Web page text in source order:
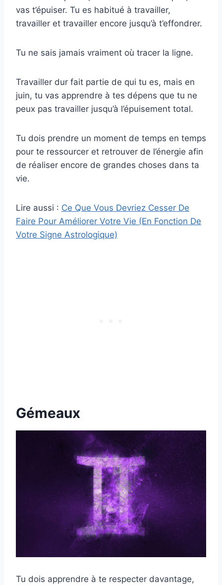
vas t’épuiser. Tu es habitué à travailler,
travailler et travailler encore jusqu’à t’effondrer.
Tu ne sais jamais vraiment où tracer la ligne.
Travailler dur fait partie de qui tu es, mais en
juin, tu vas apprendre à tes dépens que tu ne
peux pas travailler jusqu’à l’épuisement total.
Tu dois prendre un moment de temps en temps
pour te ressourcer et retrouver de l’énergie afin
de réaliser encore de grandes choses dans ta
vie.
Lire aussi : Ce Que Vous Devriez Cesser De
Faire Pour Améliorer Votre Vie (En Fonction De
Votre Signe Astrologique)
Gémeaux
Tu dois apprendre à te respecter davantage,